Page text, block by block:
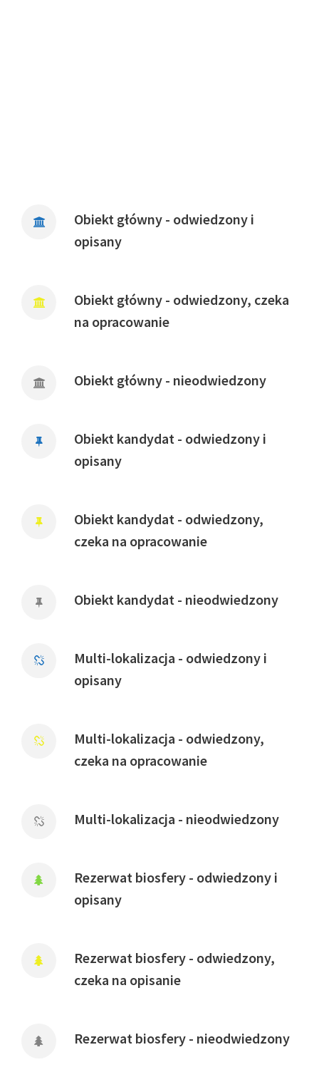
Obiekt główny - odwiedzony i
opisany
Obiekt główny - odwiedzony, czeka
na opracowanie
Obiekt główny - nieodwiedzony
Obiekt kandydat - odwiedzony i
opisany
Obiekt kandydat - odwiedzony,
czeka na opracowanie
Obiekt kandydat - nieodwiedzony
Multi-lokalizacja - odwiedzony i
opisany
Multi-lokalizacja - odwiedzony,
czeka na opracowanie
Multi-lokalizacja - nieodwiedzony
Rezerwat biosfery - odwiedzony i
opisany
Rezerwat biosfery - odwiedzony,
czeka na opisanie
Rezerwat biosfery - nieodwiedzony